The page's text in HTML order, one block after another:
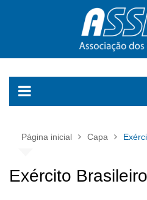
Página inicial Capa
Exército Brasileiro